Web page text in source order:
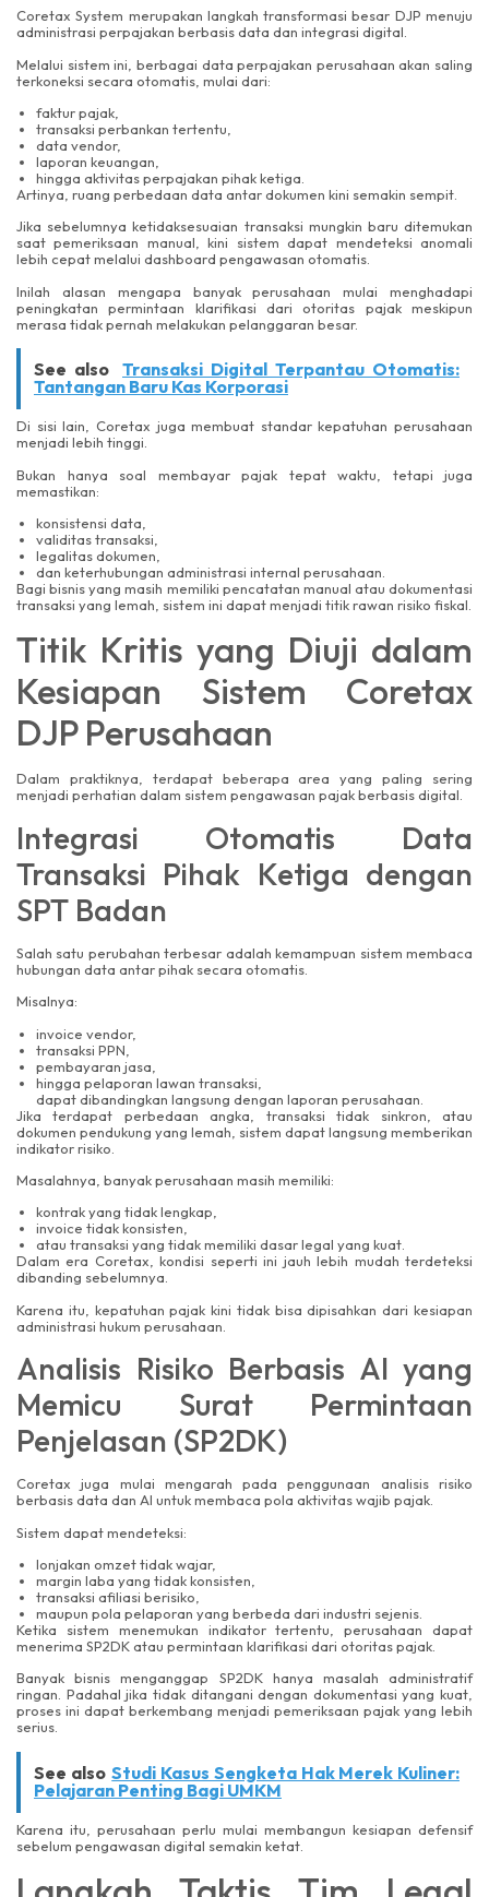
Coretax System merupakan langkah transformasi besar DJP menuju
administrasi perpajakan berbasis data dan integrasi digital.
Melalui sistem ini, berbagai data perpajakan perusahaan akan saling
terkoneksi secara otomatis, mulai dari:
faktur pajak,
transaksi perbankan tertentu,
data vendor,
laporan keuangan,
hingga aktivitas perpajakan pihak ketiga.
Artinya, ruang perbedaan data antar dokumen kini semakin sempit.
Jika sebelumnya ketidaksesuaian transaksi mungkin baru ditemukan
saat pemeriksaan manual, kini sistem dapat mendeteksi anomali
lebih cepat melalui dashboard pengawasan otomatis.
Inilah alasan mengapa banyak perusahaan mulai menghadapi
peningkatan permintaan klarifikasi dari otoritas pajak meskipun
merasa tidak pernah melakukan pelanggaran besar.
See also Transaksi Digital Terpantau Otomatis:
Tantangan Baru Kas Korporasi
Di sisi lain, Coretax juga membuat standar kepatuhan perusahaan
menjadi lebih tinggi.
Bukan hanya soal membayar pajak tepat waktu, tetapi juga
memastikan:
konsistensi data,
validitas transaksi,
legalitas dokumen,
dan keterhubungan administrasi internal perusahaan.
Bagi bisnis yang masih memiliki pencatatan manual atau dokumentasi
transaksi yang lemah, sistem ini dapat menjadi titik rawan risiko fiskal.
Titik Kritis yang Diuji dalam
Kesiapan Sistem Coretax
DJP Perusahaan
Dalam praktiknya, terdapat beberapa area yang paling sering
menjadi perhatian dalam sistem pengawasan pajak berbasis digital.
Integrasi Otomatis Data
Transaksi Pihak Ketiga dengan
SPT Badan
Salah satu perubahan terbesar adalah kemampuan sistem membaca
hubungan data antar pihak secara otomatis.
Misalnya:
invoice vendor,
transaksi PPN,
pembayaran jasa,
hingga pelaporan lawan transaksi,
dapat dibandingkan langsung dengan laporan perusahaan.
Jika terdapat perbedaan angka, transaksi tidak sinkron, atau
dokumen pendukung yang lemah, sistem dapat langsung memberikan
indikator risiko.
Masalahnya, banyak perusahaan masih memiliki:
kontrak yang tidak lengkap,
invoice tidak konsisten,
atau transaksi yang tidak memiliki dasar legal yang kuat.
Dalam era Coretax, kondisi seperti ini jauh lebih mudah terdeteksi
dibanding sebelumnya.
Karena itu, kepatuhan pajak kini tidak bisa dipisahkan dari kesiapan
administrasi hukum perusahaan.
Analisis Risiko Berbasis AI yang
Memicu Surat Permintaan
Penjelasan (SP2DK)
Coretax juga mulai mengarah pada penggunaan analisis risiko
berbasis data dan AI untuk membaca pola aktivitas wajib pajak.
Sistem dapat mendeteksi:
lonjakan omzet tidak wajar,
margin laba yang tidak konsisten,
transaksi afiliasi berisiko,
maupun pola pelaporan yang berbeda dari industri sejenis.
Ketika sistem menemukan indikator tertentu, perusahaan dapat
menerima SP2DK atau permintaan klarifikasi dari otoritas pajak.
Banyak bisnis menganggap SP2DK hanya masalah administratif
ringan. Padahal jika tidak ditangani dengan dokumentasi yang kuat,
proses ini dapat berkembang menjadi pemeriksaan pajak yang lebih
serius.
See also Studi Kasus Sengketa Hak Merek Kuliner:
Pelajaran Penting Bagi UMKM
Karena itu, perusahaan perlu mulai membangun kesiapan defensif
sebelum pengawasan digital semakin ketat.